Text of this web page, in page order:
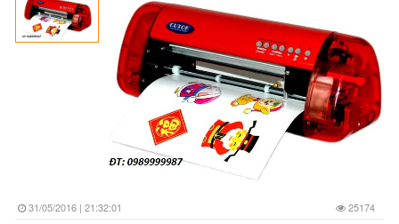
31/05/2016 | 21:32:01 25174